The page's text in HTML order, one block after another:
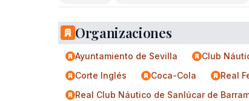
Organizaciones
Ayuntamiento de Sevilla Club
Corte Inglés
Coca-Cola Real
Real Club Náutico de Sanlúcar de